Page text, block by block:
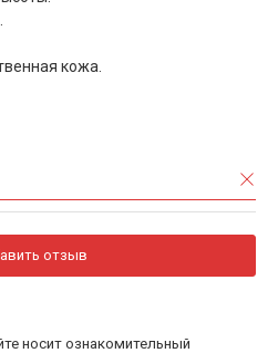
кожа.
отзыв
носит ознакомительный